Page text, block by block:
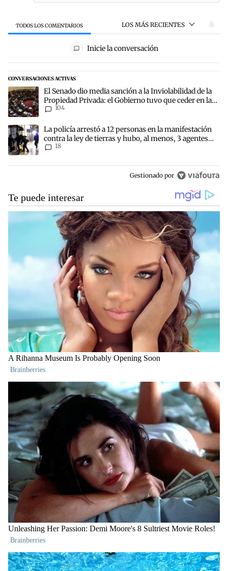
TODOS LOS COMENTARIOS LOS MÁS RECIENTES
Todos los comentarios
Inicie la conversación
CONVERSACIONES ACTIVAS
Este listado muestra los artículos con más comentarios en los
Un artículo de tendencia con el título "El Senado dio media
El Senado dio media sanción a la Inviolabilidad de la
Propiedad Privada: el Gobierno tuvo que ceder en la
Ley del Manejo del Fuego
104
Un artículo de tendencia con el título "La policía arrestó a 12
La policía arrestó a 12 personas en la manifestación
contra la ley de tierras y hubo, al menos, 3 agentes
heridos
18
Gestionado por